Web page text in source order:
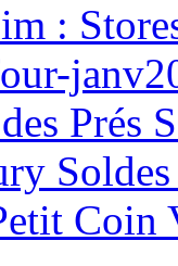
:
Prés
Coin